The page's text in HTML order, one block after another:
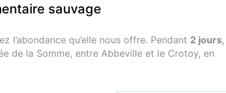
sauvage
l’abondance qu’elle nous offre. Pendant 2 jours,
de la Somme, entre Abbeville et le Crotoy, en